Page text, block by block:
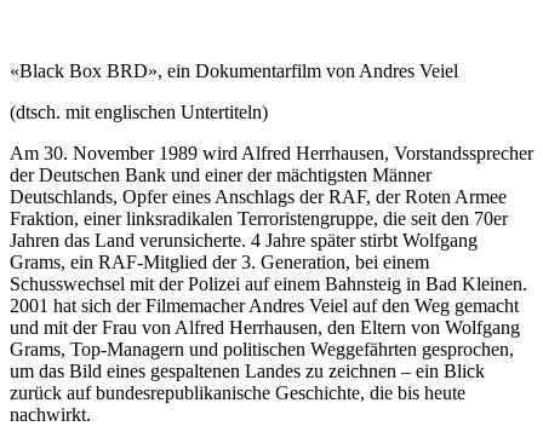
«Black Box BRD», ein Dokumentarfilm von Andres Veiel
(dtsch. mit englischen Untertiteln)
Am 30. November 1989 wird Alfred Herrhausen, Vorstandssprecher
der Deutschen Bank und einer der mächtigsten Männer
Deutschlands, Opfer eines Anschlags der RAF, der Roten Armee
Fraktion, einer linksradikalen Terroristengruppe, die seit den 70er
Jahren das Land verunsicherte. 4 Jahre später stirbt Wolfgang
Grams, ein RAF-Mitglied der 3. Generation, bei einem
Schusswechsel mit der Polizei auf einem Bahnsteig in Bad Kleinen.
2001 hat sich der Filmemacher Andres Veiel auf den Weg gemacht
und mit der Frau von Alfred Herrhausen, den Eltern von Wolfgang
Grams, Top-Managern und politischen Weggefährten gesprochen,
um das Bild eines gespaltenen Landes zu zeichnen – ein Blick
zurück auf bundesrepublikanische Geschichte, die bis heute
nachwirkt.